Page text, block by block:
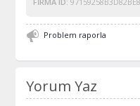
Problem raporla
Yorum Yaz